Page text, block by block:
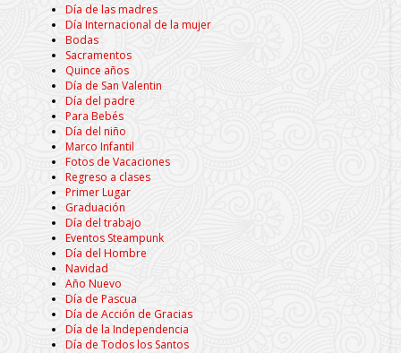
Día de las madres
Día Internacional de la mujer
Bodas
Sacramentos
Quince años
Día de San Valentin
Día del padre
Para Bebés
Día del niño
Marco Infantil
Fotos de Vacaciones
Regreso a clases
Primer Lugar
Graduación
Día del trabajo
Eventos Steampunk
Día del Hombre
Navidad
Año Nuevo
Día de Pascua
Día de Acción de Gracias
Día de la Independencia
Día de Todos los Santos